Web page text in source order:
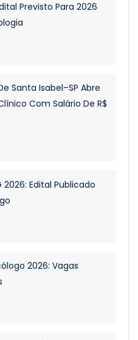
Previsto Para 2026
Santa Isabel–SP Abre
Com Salário De R$
Edital Publicado
2026: Vagas